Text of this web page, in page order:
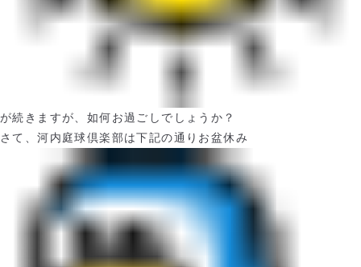
が続きますが、如何お過ごしでしょうか？
さて、河内庭球倶楽部は下記の通りお盆休み